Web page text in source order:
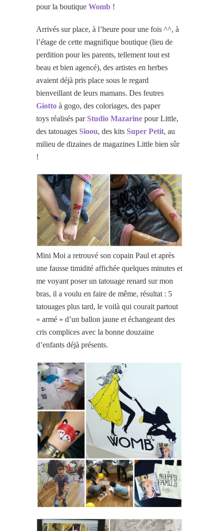
pour la boutique Womb !
Arrivés sur place, à l’heure pour une fois ^^, à
l’étage de cette magnifique boutique (lieu de
perdition pour les parents, tellement tout est
beau et bien agencé), des artistes en herbes
avaient déjà pris place sous le regard
bienveillant de leurs mamans. Des feutres
Giotto à gogo, des coloriages, des paper
toys réalisés par Studio Mazarine pour Little,
des tatouages Sioou, des kits Super Petit, au
milieu de dizaines de magazines Little bien sûr
!
Mini Moi a retrouvé son copain Paul et après
une fausse timidité affichée quelques minutes et
me voyant poser un tatouage renard sur mon
bras, il a voulu en faire de même, résultat : 5
tatouages plus tard, le voilà qui courait partout
« armé » d’un ballon jaune et échangeant des
cris complices avec la bonne douzaine
d’enfants déjà présents.